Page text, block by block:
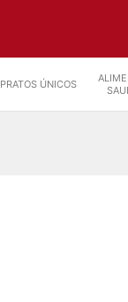
PRATOS ÚNICOS